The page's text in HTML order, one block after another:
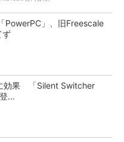
PowerPC」、旧Freescale
ず
効果 「Silent Switcher
...